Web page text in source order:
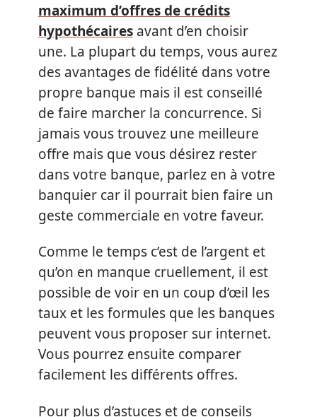
maximum d’offres de crédits
hypothécaires avant d’en choisir
une. La plupart du temps, vous aurez
des avantages de fidélité dans votre
propre banque mais il est conseillé
de faire marcher la concurrence. Si
jamais vous trouvez une meilleure
offre mais que vous désirez rester
dans votre banque, parlez en à votre
banquier car il pourrait bien faire un
geste commerciale en votre faveur.
Comme le temps c’est de l’argent et
qu’on en manque cruellement, il est
possible de voir en un coup d’œil les
taux et les formules que les banques
peuvent vous proposer sur internet.
Vous pourrez ensuite comparer
facilement les différents offres.
Pour plus d’astuces et de conseils